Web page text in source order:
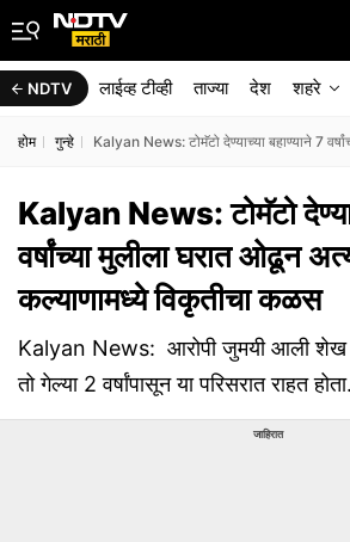
NDTV लाईव्ह टीव्ही ताज्या देश शहरे
होम गुन्हे Kalyan News: टोमॅटो देण्याच्या बहाण्याने 7
Kalyan News: टोमॅटो
वर्षांच्या मुलीला घरात ओढून
कल्याणामध्ये विकृतीचा कळस
Kalyan News: आरोपी जुमयी आली शेख
तो गेल्या 2 वर्षांपासून या परिसरात राहत होता.
जाहिरात